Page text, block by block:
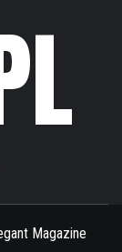
Magazine